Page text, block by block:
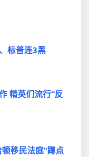
标普连3黑
精英们流行“反
移民法庭“蹲点